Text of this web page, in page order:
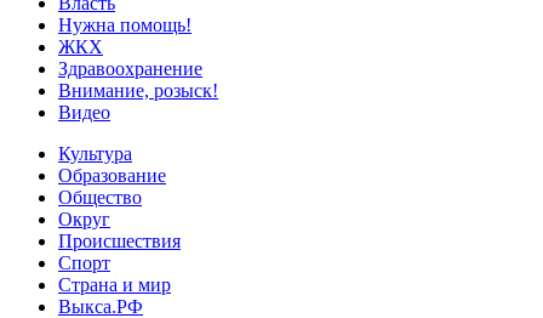
Нужна помощь!
ЖКХ
Здравоохранение
Внимание, розыск!
Видео
Культура
Образование
Общество
Округ
Происшествия
Спорт
Страна и мир
Выкса.РФ